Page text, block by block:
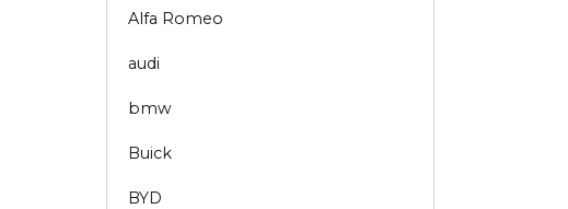
Alfa Romeo
audi
bmw
Buick
BYD